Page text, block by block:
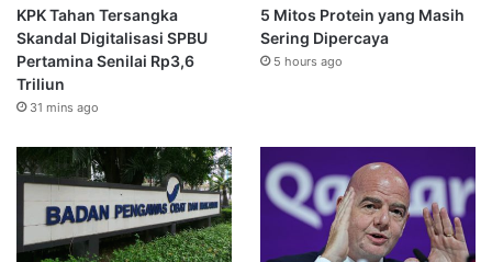
KPK Tahan Tersangka
Skandal Digitalisasi SPBU
Pertamina Senilai Rp3,6
Triliun
31 mins ago
5 Mitos Protein yang Masih
Sering Dipercaya
5 hours ago